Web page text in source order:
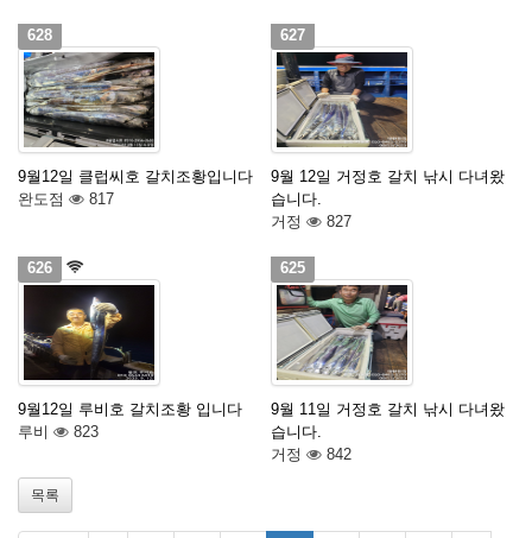
628
9월12일 클럽씨호 갈치조황입니다
완도점
817
627
9월 12일 거정호 갈치 낚시 다녀왔
습니다.
거정
827
626
9월12일 루비호 갈치조황 입니다
루비
823
625
9월 11일 거정호 갈치 낚시 다녀왔
습니다.
거정
842
목록